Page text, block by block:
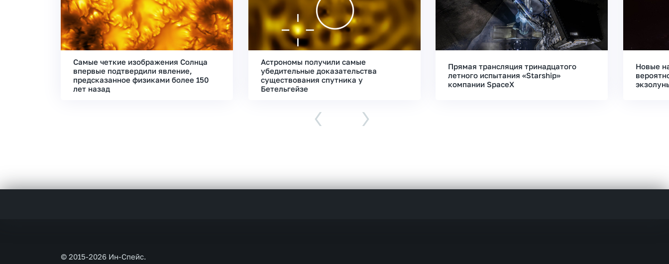
Самые четкие изображения Солнца
впервые подтвердили явление,
предсказанное физиками более 150
лет назад
Астрономы получили самые
убедительные доказательства
существования спутника у
Бетельгейзе
Прямая трансляция тринадцатого
летного испытания «Starship»
компании SpaceX
Новые
‹ ›
© 2015-2026 Ин-Спейс.